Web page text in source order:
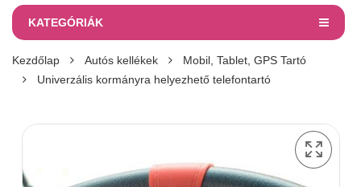
KATEGÓRIÁK
Kezdőlap Autós kellékek
Mobil, Tablet, GPS Tartó
Univerzális kormányra helyezhető telefontartó